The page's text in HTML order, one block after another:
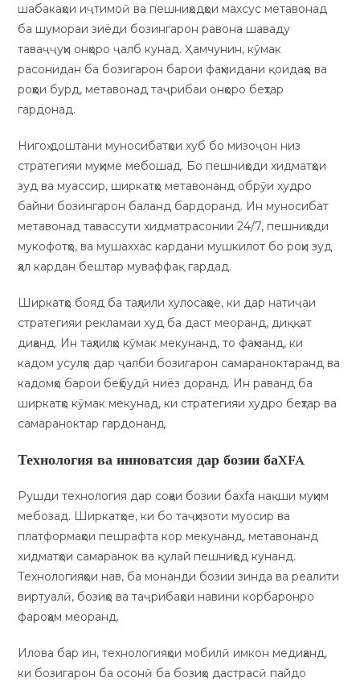
шабакаҳои иҷтимоӣ ва пешниҳодҳои махсус метавонад
ба шумораи зиёди бозингарон равона шаваду
таваҷҷуҳи онҳоро ҷалб кунад. Ҳамчунин, кӯмак
расонидан ба бозигарон барои фаҳмидани қоидаҳо ва
роҳҳои бурд, метавонад таҷрибаи онҳоро беҳтар
гардонад.
Нигоҳ доштани муносибатҳои хуб бо мизоҷон низ
стратегияи муҳиме мебошад. Бо пешниҳоди хидматҳои
зуд ва муассир, ширкатҳо метавонанд обрӯи худро
байни бозингарон баланд бардоранд. Ин муносибат
метавонад тавассути хидматрасонии 24/7, пешниҳоди
мукофотҳо, ва мушаххас кардани мушкилот бо роҳи зуд
ҳал кардан бештар муваффақ гардад.
Ширкатҳо бояд ба таҳлили хулосаҳое, ки дар натиҷаи
стратегияи рекламаи худ ба даст меоранд, диққат
диҳанд. Ин таҳлилҳо кӯмак мекунанд, то фаҳманд, ки
кадом усулҳо дар ҷалби бозигарон самараноктаранд ва
кадомҳо барои беҳбудӣ ниёз доранд. Ин раванд ба
ширкатҳо кӯмак мекунад, ки стратегияи худро беҳтар ва
самараноктар гардонанд.
Технология ва инноватсия дар бозии баxfa
Рушди технология дар соҳаи бозии баxfa нақши муҳим
мебозад. Ширкатҳое, ки бо таҷҳизоти муосир ва
платформаҳои пешрафта кор мекунанд, метавонанд
хидматҳои самаранок ва қулай пешниҳод кунанд.
Технологияҳои нав, ба монанди бозии зинда ва реалити
виртуалӣ, бозиҳо ва таҷрибаҳои навини корбаронро
фароҳам меоранд.
Илова бар ин, технологияҳои мобилӣ имкон медиҳанд,
ки бозигарон ба осонӣ ба бозиҳо дастрасӣ пайдо